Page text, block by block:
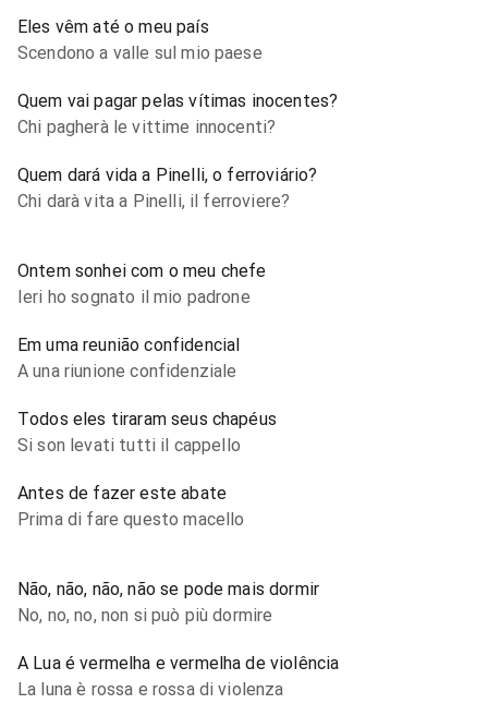
Eles vêm até o meu país
Scendono a valle sul mio paese
Quem vai pagar pelas vítimas inocentes?
Chi pagherà le vittime innocenti?
Quem dará vida a Pinelli, o ferroviário?
Chi darà vita a Pinelli, il ferroviere?
Ontem sonhei com o meu chefe
Ieri ho sognato il mio padrone
Em uma reunião confidencial
A una riunione confidenziale
Todos eles tiraram seus chapéus
Si son levati tutti il cappello
Antes de fazer este abate
Prima di fare questo macello
Não, não, não, não se pode mais dormir
No, no, no, non si può più dormire
A Lua é vermelha e vermelha de violência
La luna è rossa e rossa di violenza